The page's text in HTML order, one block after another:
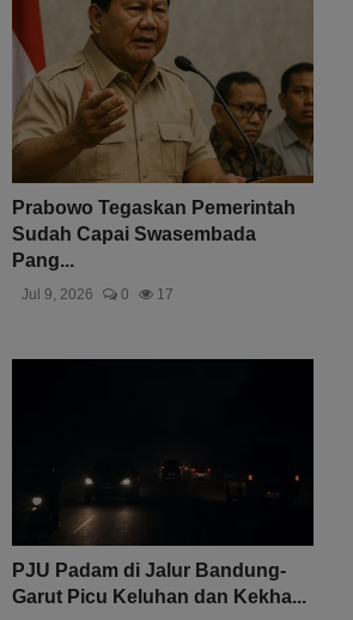
Prabowo Tegaskan Pemerintah
Sudah Capai Swasembada
Pang...
Jul 9, 2026 0 17
PJU Padam di Jalur Bandung-
Garut Picu Keluhan dan Kekha...